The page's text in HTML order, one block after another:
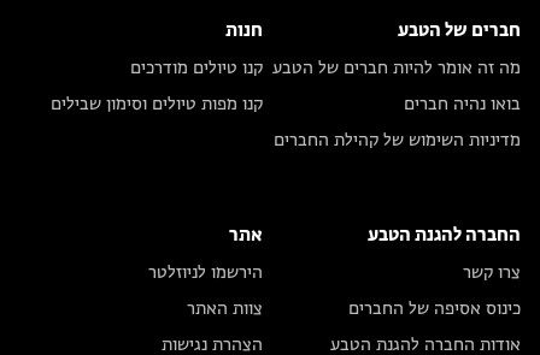
חברים של הטבע
מה זה אומר להיות חברים של הטבע
בואו נהיה חברים
מדיניות השימוש של קהילת החברים
חנות
קנו טיולים מודרכים
קנו מפות טיולים וסימון שבילים
החברה להגנת הטבע
צרו קשר
כינוס אסיפה של החברים
אודות החברה להגנת הטבע
אתר
הירשמו לניוזלטר
צוות האתר
הצהרת נגישות